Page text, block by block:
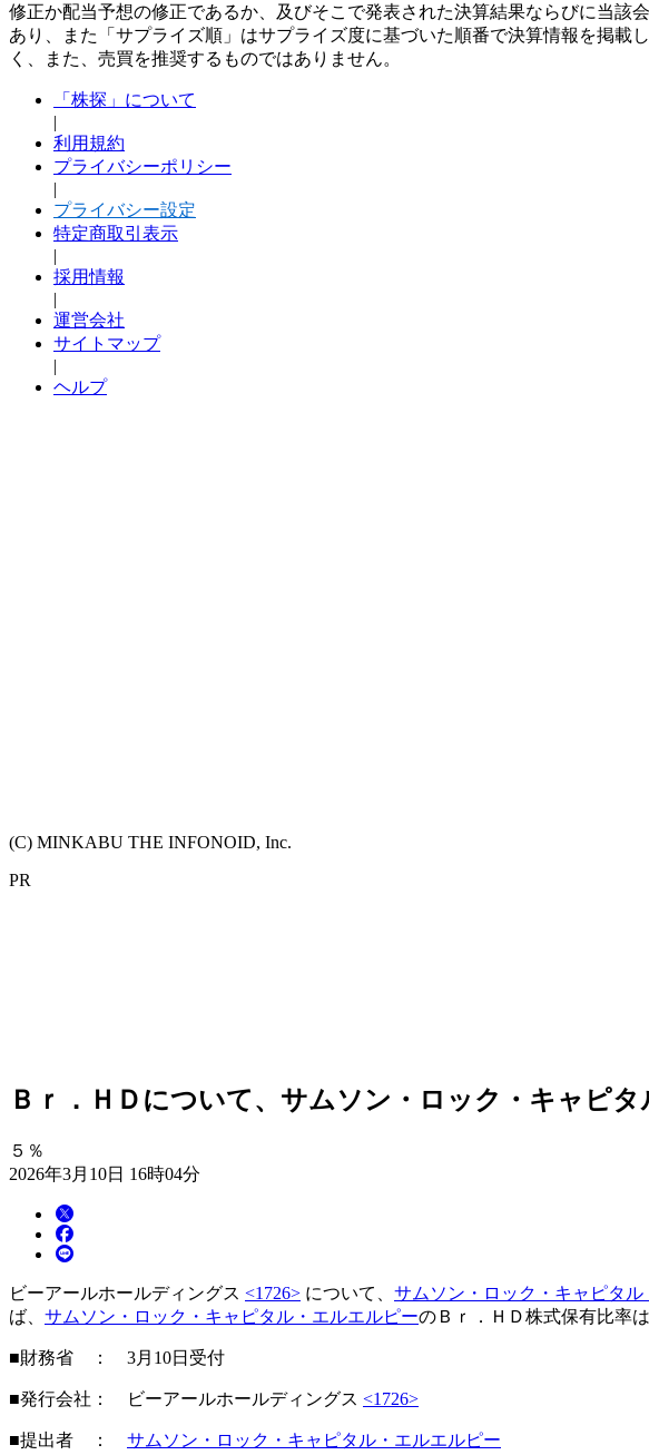
修正か配当予想の修正であるか、及びそこで発表された決算結果ならびに当
あり、また「サプライズ順」はサプライズ度に基づいた順番で決算情報を掲
く、また、売買を推奨するものではありません。
「株探」について
|
利用規約
プライバシーポリシー
|
プライバシー設定
特定商取引表示
|
採用情報
|
運営会社
サイトマップ
|
ヘルプ
(C) MINKABU THE INFONOID, Inc.
PR
Ｂｒ．ＨＤについて、サムソン・ロック・キャピ
５％
2026年3月10日 16時04分
ビーアールホールディングス <1726> について、 サムソン・ロック・キャピタル
ば、 サムソン・ロック・キャピタル・エルエルピーのＢｒ．ＨＤ株式保有比率
■財務省 ： 3月10日受付
■発行会社： ビーアールホールディングス <1726>
■提出者 ： サムソン・ロック・キャピタル・エルエルピー